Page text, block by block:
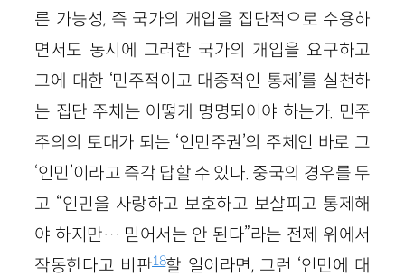
른 가능성, 즉 국가의 개입을 집단적으로 수용하
면서도 동시에 그러한 국가의 개입을 요구하고
그에 대한 ‘민주적이고 대중적인 통제’를 실천하
는 집단 주체는 어떻게 명명되어야 하는가. 민주
주의의 토대가 되는 ‘인민주권’의 주체인 바로 그
‘인민’이라고 즉각 답할 수 있다. 중국의 경우를 두
고 “인민을 사랑하고 보호하고 보살피고 통제해
야 하지만… 믿어서는 안 된다”라는 전제 위에서
작동한다고 비판18할 일이라면, 그런 ‘인민에 대